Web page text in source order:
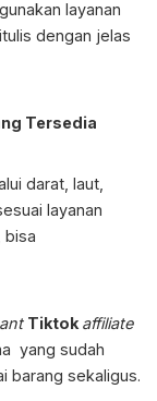
layanan
dengan jelas
Tersedia
darat, laut,
layanan
bisa
Tiktok affiliate
yang sudah
barang sekaligus.